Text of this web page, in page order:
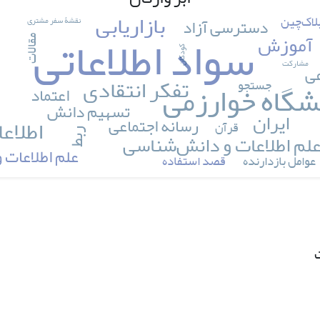
سواد اطلاعاتی
خوارزمی
بازاریابی
تفکر انتقادی
ایران
آموزش
علم اطلاعات و دانش‌شناسی
تسهیم دانشرسانه اجتماعی
علم
دسترسی آزاد
اعتماد
ربط
قرآن
جستجو
عوامل بازدارنده
مقالات
قصد استفاده
نقشۀ سفر مشتری
مشارکت کودکان